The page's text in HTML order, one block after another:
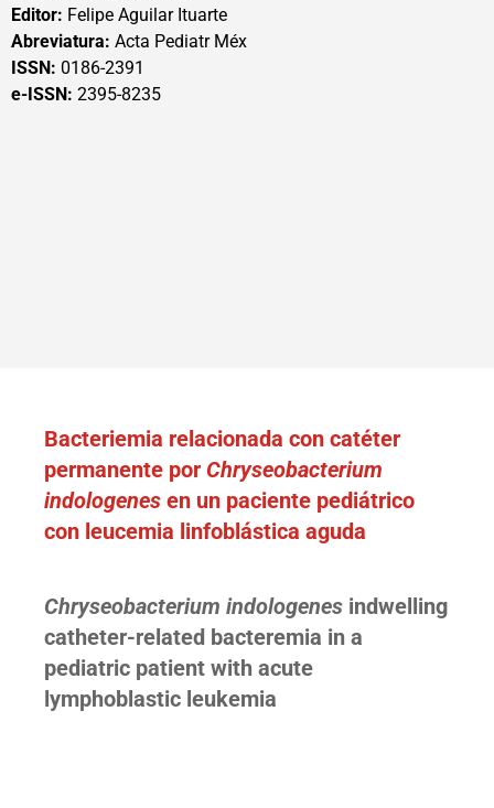
Editor: Felipe Aguilar Ituarte
Abreviatura: Acta Pediatr Méx
ISSN: 0186-2391
e-ISSN: 2395-8235
Bacteriemia relacionada con catéter
permanente por Chryseobacterium
indologenes en un paciente pediátrico
con leucemia linfoblástica aguda
Chryseobacterium indologenes indwelling
catheter-related bacteremia in a
pediatric patient with acute
lymphoblastic leukemia